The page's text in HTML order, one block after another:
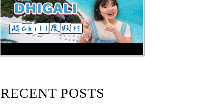
RECENT POSTS